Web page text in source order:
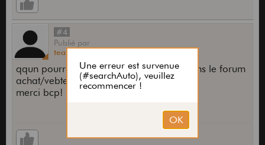
#4
Publié par
teamjim
qqun pourrait déplacer mon annonce dans le forum
achat/vebte svp??
merci bcp!